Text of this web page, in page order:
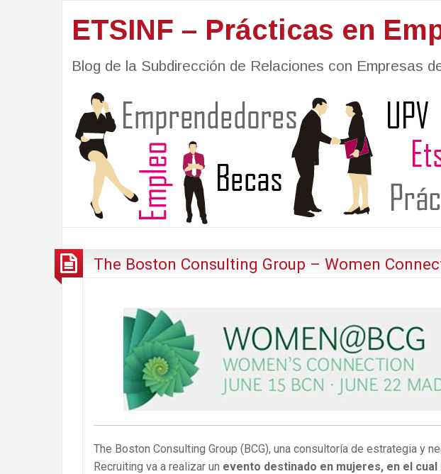
ETSINF – Prácticas en
Blog de la Subdirección de Relaciones con Empresas
The Boston Consulting Group – Women
The Boston Consulting Group (BCG), una consultoría de estrategia y
Recruiting va a realizar un evento destinado en mujeres, en el